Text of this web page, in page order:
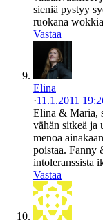
sieniä pystyy
ruokana
Vastaa
Elina
·11.1.2011
Elina & Maria,
vähän sitkeä ja
menoa
poistaa. Fanny
intoleranssista
Vastaa